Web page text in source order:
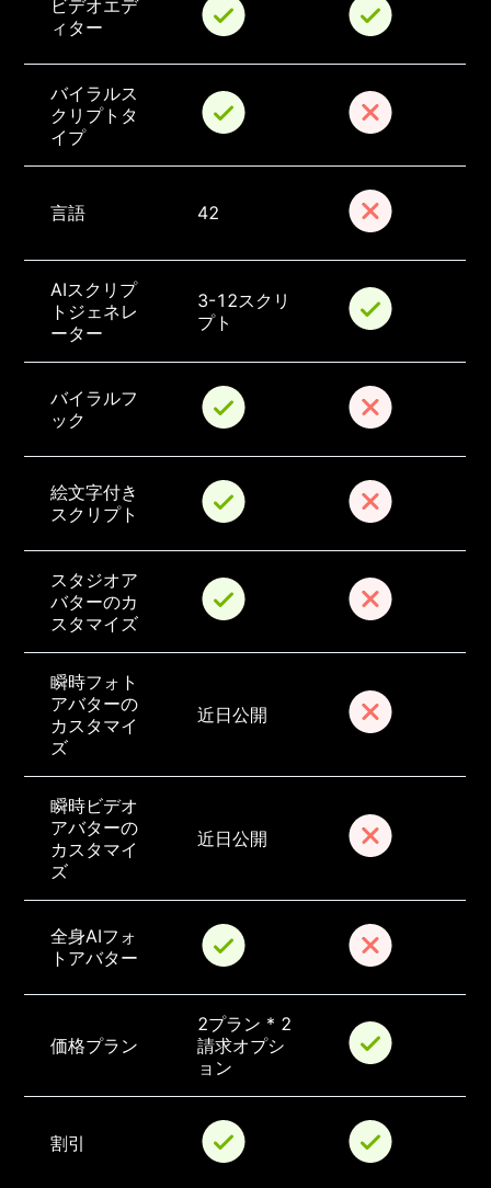
ビデオエデ
ィター
バイラルス
クリプトタ
イプ
言語 42
AIスクリプ
トジェネレ
ーター
3-12スクリ
プト
バイラルフ
ック
絵文字付き
スクリプト
スタジオア
バターのカ
スタマイズ
瞬時フォト
アバターの
カスタマイ
ズ
近日公開
瞬時ビデオ
アバターの
カスタマイ
ズ
近日公開
全身AIフォ
トアバター
価格プラン
2プラン * 2
請求オプシ
ョン
割引